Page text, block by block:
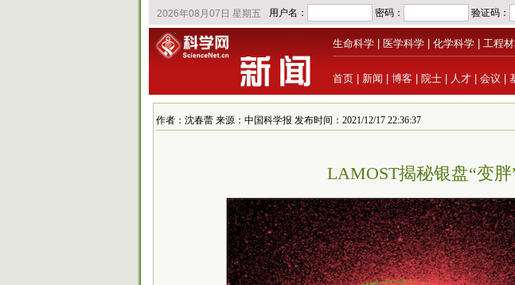
生命科学 医学科学 化学科学 工程
首页 新闻 博客 院士 人才 会议
作者：沈春蕾 来源：中国科学报 发布时间：2021/12/17 22:36:37
LAMOST揭秘银盘“变胖